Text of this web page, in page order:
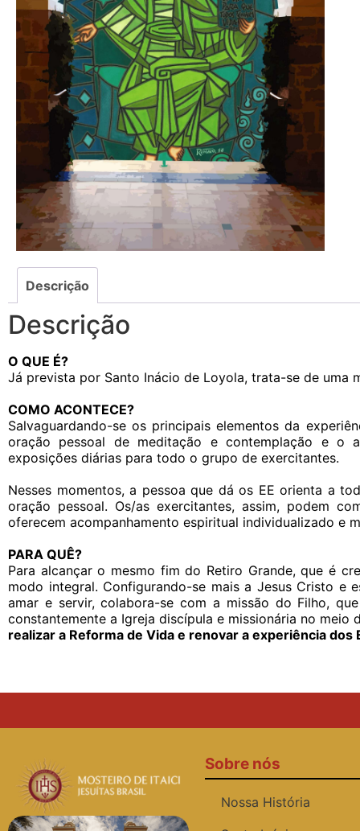
Descrição
Descrição
O QUE É?
Já prevista por Santo Inácio de Loyola, trata-se de uma
COMO ACONTECE?
Salvaguardando-se os principais elementos da
oração pessoal de meditação e contemplação e o
exposições diárias para todo o grupo de exercitantes.
Nesses momentos, a pessoa que dá os EE orienta a
oração pessoal. Os/as exercitantes, assim, podem
oferecem acompanhamento espiritual individualizado e
PARA QUÊ?
Para alcançar o mesmo fim do Retiro Grande, que é
modo integral. Configurando-se mais a Jesus Cristo e
amar e servir, colabora-se com a missão do Filho,
constantemente a Igreja discípula e missionária no meio
realizar a Reforma de Vida e renovar a experiência dos
Sobre nós
Nossa História